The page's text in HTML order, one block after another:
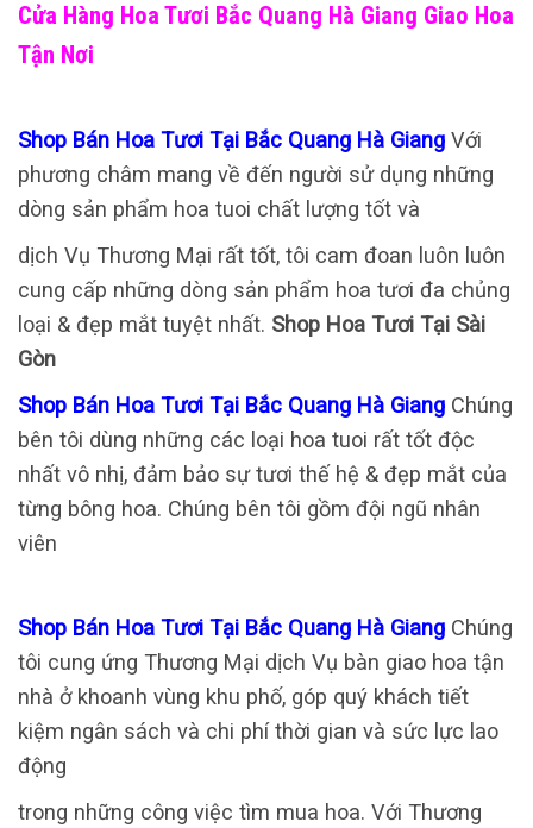
Cửa Hàng Hoa Tươi Bắc Quang Hà Giang Giao Hoa
Tận Nơi
Shop Bán Hoa Tươi Tại Bắc Quang Hà Giang Với
phương châm mang về đến người sử dụng những
dòng sản phẩm hoa tuoi chất lượng tốt và
dịch Vụ Thương Mại rất tốt, tôi cam đoan luôn luôn
cung cấp những dòng sản phẩm hoa tươi đa chủng
loại & đẹp mắt tuyệt nhất. Shop Hoa Tươi Tại Sài
Gòn
Shop Bán Hoa Tươi Tại Bắc Quang Hà Giang Chúng
bên tôi dùng những các loại hoa tuoi rất tốt độc
nhất vô nhị, đảm bảo sự tươi thế hệ & đẹp mắt của
từng bông hoa. Chúng bên tôi gồm đội ngũ nhân
viên
Shop Bán Hoa Tươi Tại Bắc Quang Hà Giang Chúng
tôi cung ứng Thương Mại dịch Vụ bàn giao hoa tận
nhà ở khoanh vùng khu phố, góp quý khách tiết
kiệm ngân sách và chi phí thời gian và sức lực lao
động
trong những công việc tìm mua hoa. Với Thương